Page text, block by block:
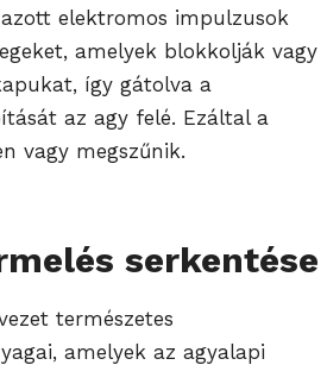
elektromos impulzusok
amelyek blokkolják vagy
így gátolva a
az agy felé. Ezáltal a
vagy megszűnik.
serkentése
természetes
amelyek az agyalapi